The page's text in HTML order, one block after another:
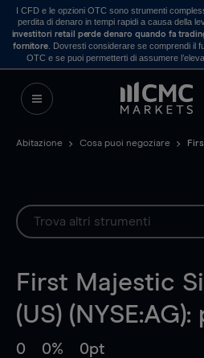
I CFD e le opzioni OTC sono strumenti
perdita di denaro in tempi rapidi a causa della
investitori retail perde denaro quando fa
fornitore . Dovresti considerare se comprendi il
OTC e se puoi permetterti di assumere
Abitazione Cosa puoi negoziare
First Majestic
(US)
0 0% 0pt